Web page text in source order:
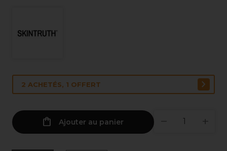
2 ACHETÉS, 1 OFFERT
Ajouter au panier